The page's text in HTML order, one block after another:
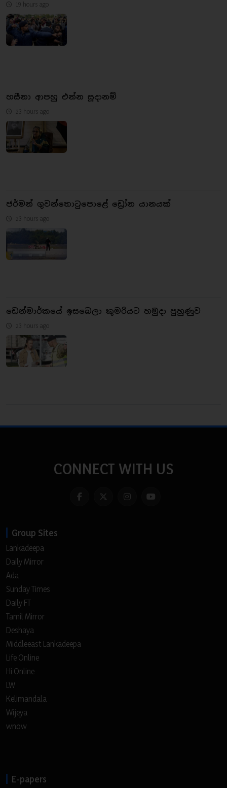
19 hours ago
හසීනා ආපහු එන්න සූදානම්
23 hours ago
ජර්මන් ගුවන්තොටුපොළේ ඩ්‍රෝන යානයක්
23 hours ago
ඩෙන්මාර්කයේ ඉසබෙලා කුමරියට හමුදා පුහුණුව
23 hours ago
CONNECT WITH US
Group Sites
Lankadeepa
Daily Mirror
Ada
Sunday Times
Daily FT
Tamil Mirror
Deshaya
Middleeast Lankadeepa
Life Online
Hi Online
LW
Kelimandala
Wijeya
wnow
E-papers